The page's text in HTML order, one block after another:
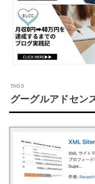
グーグルアドセン